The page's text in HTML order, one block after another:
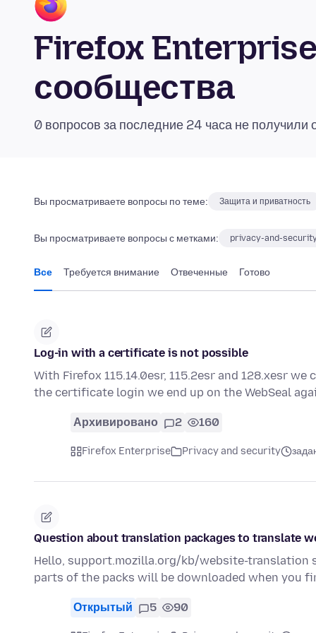
Firefox
сообщества
0 вопросов за последние 24 часа не получили
Вы просматриваете вопросы по теме: Защита и приватность
Вы просматриваете вопросы с метками: privacy-and-
Все Требуется внимание Отвеченные Готово
Log-in with a certificate is not possible
With Firefox 115.14.0esr, 115.2esr and 128.xesr
the certificate login we end up on the WebSeal
Архивировано 2 160
Firefox Enterprise Privacy and security
Question about translation packages to translate
Hello, support.mozilla.org/kb/website-translation
parts of the packs will be downloaded when you
Открытый 5 90